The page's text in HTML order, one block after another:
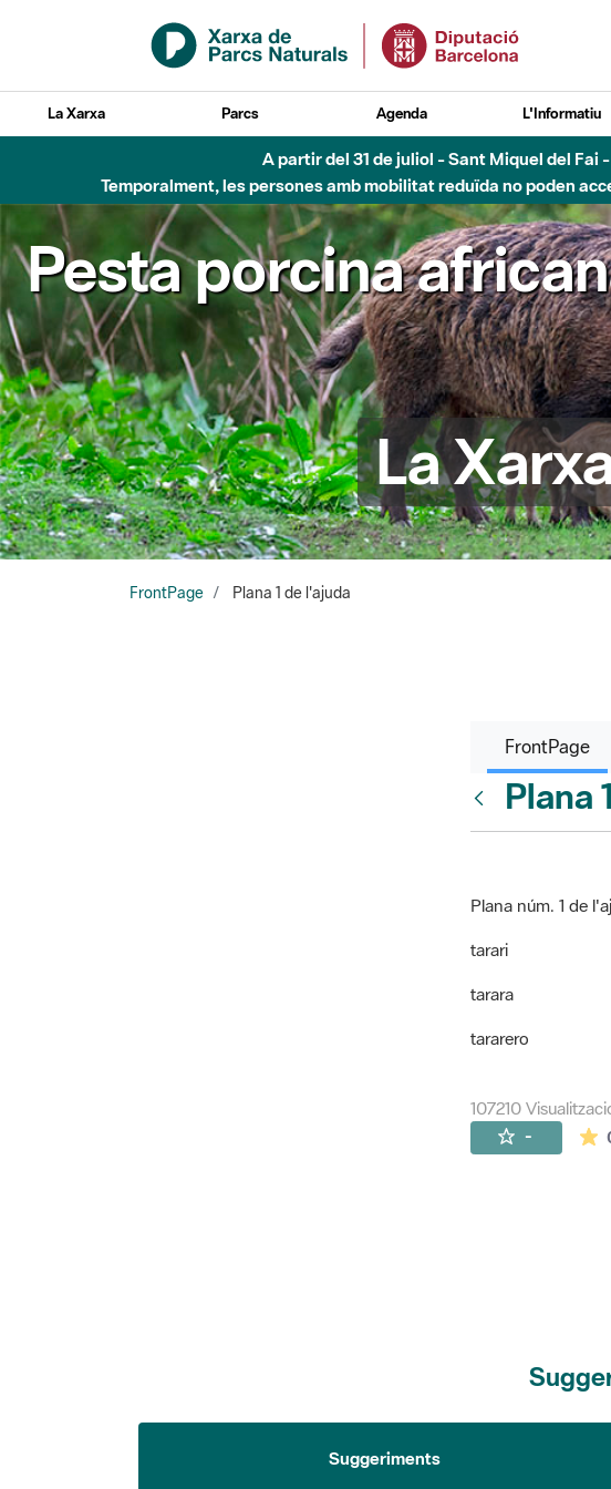
Salta al contingut principal
La Xarxa Parcs Agenda L'Informatiu
A partir del 31 de juliol - Sant Miquel del
Temporalment, les persones amb mobilitat reduïda no poden
Pesta porcina
La
FrontPage Plana 1 de l'ajuda
FrontPage
Plana
Plana núm. 1 de
tarari
tarara
tararero
107210
-
Suggeriments